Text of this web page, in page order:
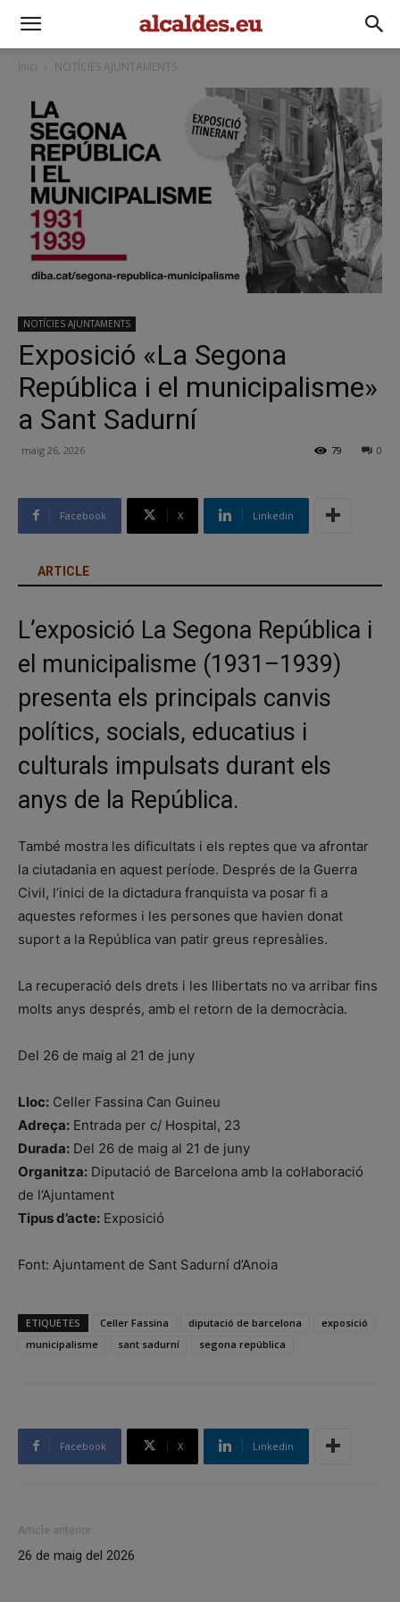
Inici NOTÍCIES AJUNTAMENTS
NOTÍCIES AJUNTAMENTS
Exposició «La Segona
República i el municipalisme»
a Sant Sadurní
maig 26, 2026 0
79
Facebook X Linkedin
ARTICLE
L’exposició La Segona República i
el municipalisme (1931–1939)
presenta els principals canvis
polítics, socials, educatius i
culturals impulsats durant els
anys de la República.
També mostra les dificultats i els reptes que va afrontar
la ciutadania en aquest període. Després de la Guerra
Civil, l’inici de la dictadura franquista va posar fi a
aquestes reformes i les persones que havien donat
suport a la República van patir greus represàlies.
La recuperació dels drets i les llibertats no va arribar fins
molts anys després, amb el retorn de la democràcia.
Del 26 de maig al 21 de juny
Lloc: Celler Fassina Can Guineu
Adreça: Entrada per c/ Hospital, 23
Durada: Del 26 de maig al 21 de juny
Organitza: Diputació de Barcelona amb la col·laboració
de l’Ajuntament
Tipus d’acte: Exposició
Font: Ajuntament de Sant Sadurní d’Anoia
ETIQUETES Celler Fassina diputació de barcelona
exposició
municipalisme
sant sadurní segona república
Facebook X Linkedin
Article anterior
26 de maig del 2026